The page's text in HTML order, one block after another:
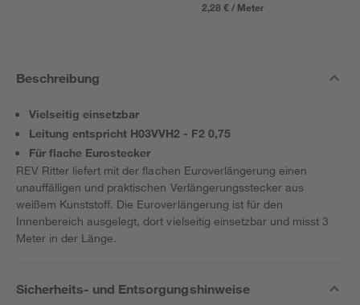
2,28 € / Meter
Beschreibung
Vielseitig einsetzbar
Leitung entspricht H03VVH2 - F2 0,75
Für flache Eurostecker
REV Ritter liefert mit der flachen Euroverlängerung einen
unauffälligen und praktischen Verlängerungsstecker aus
weißem Kunststoff. Die Euroverlängerung ist für den
Innenbereich ausgelegt, dort vielseitig einsetzbar und misst 3
Meter in der Länge.
Sicherheits- und Entsorgungshinweise